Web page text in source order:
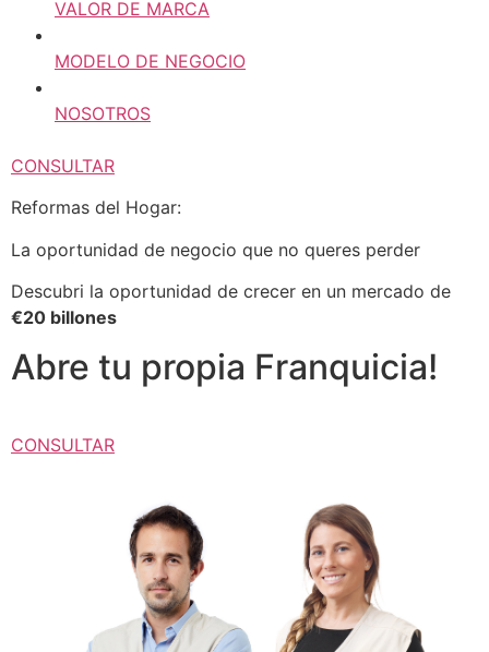
VALOR DE MARCA
MODELO DE NEGOCIO
NOSOTROS
CONSULTAR
Reformas del Hogar:
La oportunidad de negocio que no queres perder
Descubri la oportunidad de crecer en un mercado de
€20 billones
Abre tu propia Franquicia!
CONSULTAR